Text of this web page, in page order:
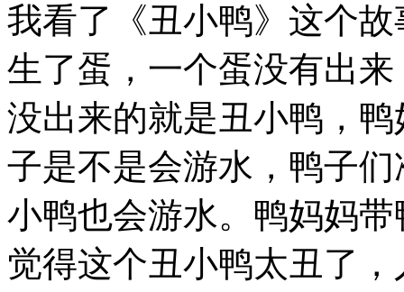
我看了《丑小鸭》这个
生了蛋，一个蛋没有出
没出来的就是丑小鸭，
子是不是会游水，鸭子
小鸭也会游水。鸭妈妈
觉得这个丑小鸭太丑了